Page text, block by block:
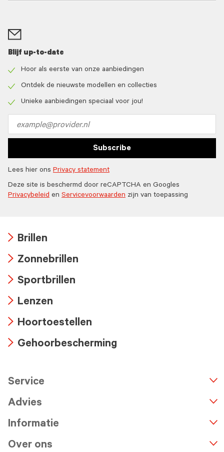
Blijf up-to-date
icon
Hoor als eerste van onze aanbiedingen
icon
Ontdek de nieuwste modellen en collecties
Unieke aanbiedingen speciaal voor jou!
address
Subscribe
Lees hier ons Privacy statement
Deze site is beschermd door reCAPTCHA en Googles
Privacybeleid en Servicevoorwaarden zijn van toepassing
icon
Brillen
icon
Zonnebrillen
icon
Sportbrillen
icon
Lenzen
icon
Hoortoestellen
Gehoorbescherming
Service
Advies
Informatie
Over ons